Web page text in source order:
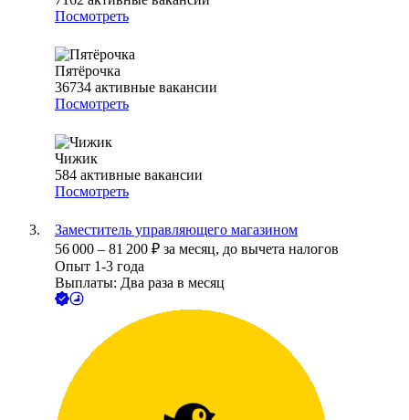
Посмотреть
Пятёрочка
36734 активные вакансии
Посмотреть
Чижик
584 активные вакансии
Посмотреть
Заместитель управляющего магазином
56 000 – 81 200 ₽ за месяц, до вычета налогов
Опыт 1-3 года
Выплаты: Два раза в месяц